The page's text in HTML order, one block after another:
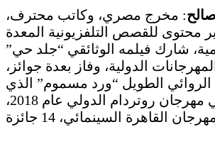
: مخرج مصري، وكاتب محترف،
للقصص التلفزيونية المعدة
شارك فيلمه الوثائقي “جلد حي”
الدولية، وفاز بعدة جوائز،
الطويل “ورد مسموم” الذي
عرض في مهرجان روتردام الدولي عام 2018،